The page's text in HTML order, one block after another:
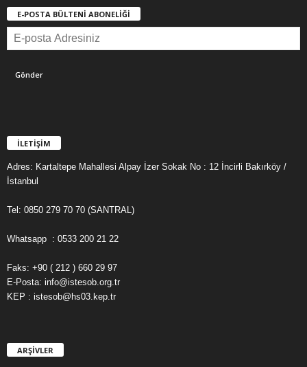
E-POSTA BÜLTENİ ABONELİĞİ
İLETİŞİM
Adres: Kartaltepe Mahallesi Alpay İzer Sokak No : 12 İncirli Bakırköy /
İstanbul
Tel: 0850 279 70 70 (SANTRAL)
Whatsapp : 0533 200 21 22
Faks: +90 ( 212 ) 660 29 97
E-Posta: info@istesob.org.tr
KEP : istesob@hs03.kep.tr
ARŞİVLER